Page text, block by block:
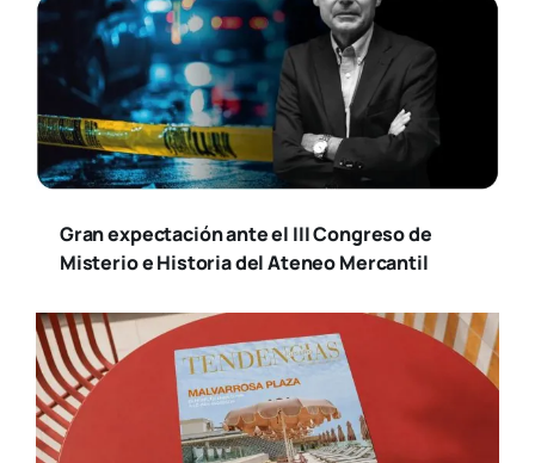
Gran expectación ante el III Congreso de
Misterio e Historia del Ateneo Mercantil